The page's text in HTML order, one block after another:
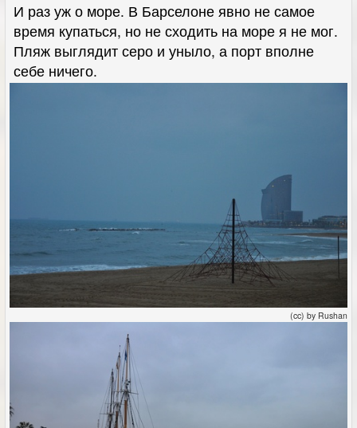
И раз уж о море. В Барселоне явно не самое
время купаться, но не сходить на море я не мог.
Пляж выглядит серо и уныло, а порт вполне
себе ничего.
(cc) by Rushan